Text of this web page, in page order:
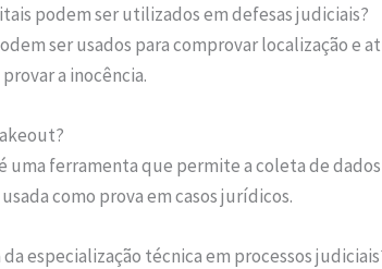
podem ser utilizados em defesas judiciais?
ser usados para comprovar localização e
a inocência.
uma ferramenta que permite a coleta de
como prova em casos jurídicos.
especialização técnica em processos